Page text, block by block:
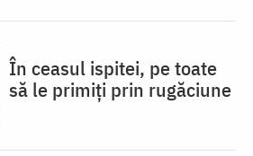
În ceasul ispitei, pe toate
să le primiți prin rugăciune